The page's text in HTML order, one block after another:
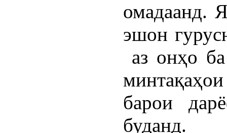
омадаанд.
эшон
аз онҳо
барои
буданд.